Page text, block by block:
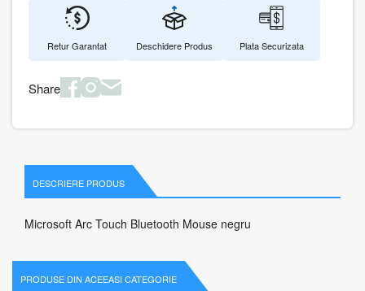
Retur Garantat Deschidere Produs Plata Securizata
Share
DESCRIERE PRODUS
Microsoft Arc Touch Bluetooth Mouse negru
PRODUSE DIN ACEEASI CATEGORIE